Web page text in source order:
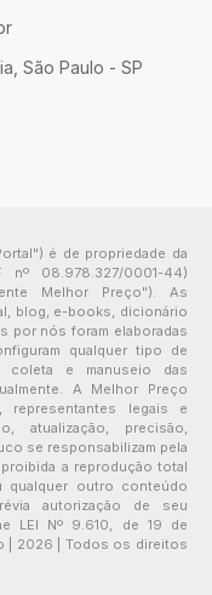
São Paulo - SP
é de propriedade da
nº 08.978.327/0001-44)
Melhor Preço"). As
blog, e-books, dicionário
por nós foram elaboradas
qualquer tipo de
coleta e manuseio das
A Melhor Preço
representantes legais e
atualização, precisão,
se responsabilizam pela
a reprodução total
outro conteúdo
autorização de seu
LEI Nº 9.610, de 19 de
| 2026 | Todos os direitos